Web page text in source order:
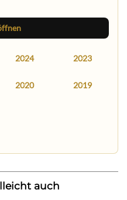
2024 2023
2020 2019
auch